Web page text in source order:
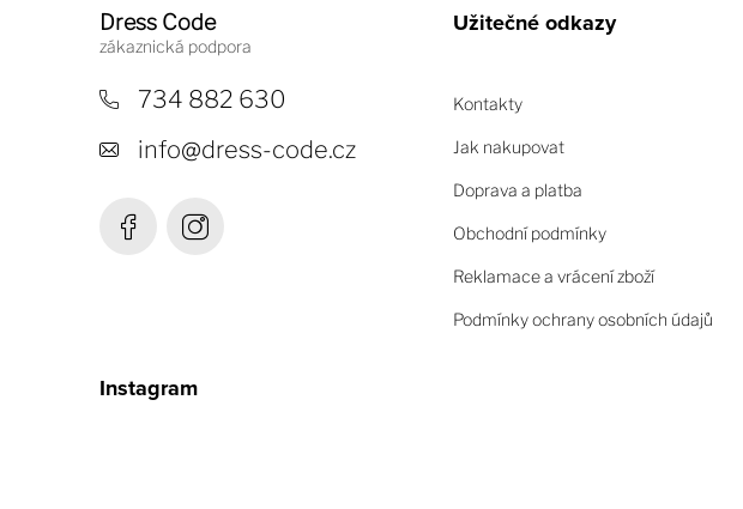
Dress Code
734 882 630
info@dress-code.cz
Užitečné odkazy
Kontakty
Jak nakupovat
Doprava a platba
Obchodní podmínky
Reklamace a vrácení zboží
Podmínky ochrany osobních údajů
Instagram